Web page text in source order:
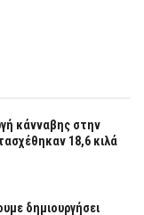
κάνναβης στην
18,6 κιλά
δημιουργήσει